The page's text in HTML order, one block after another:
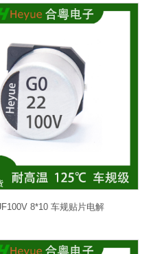
8*10 车规贴片电解